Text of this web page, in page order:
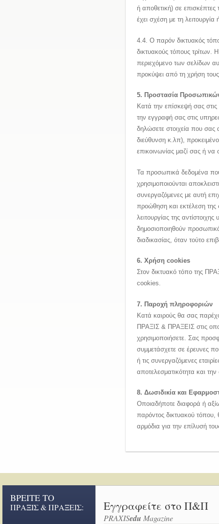
ή αποθετική) σε επισκέπτες
έχει σχέση με τη
4.4. Ο παρόν δικτυακός
δικτυακούς τόπους
περιεχόμενο των σελίδων
προκύψει από τη χρήση
5. Προστασία
Κατά την επίσκεψή σας
την εγγραφή σας στις
δηλώσετε στοιχεία που
διεύθυνση κ.λπ),
επικοινωνίας μαζί σας ή
Τα προσωπικά δεδομένα
χρησιμοποιούνται
συνεργαζόμενες με αυτή
προώθηση και εκτέλεση της
λειτουργίας της
δημοσιοποιηθούν
διαδικασίας, όταν τούτο
6. Χρήση cookies
Στον δικτυακό τόπο της
cookies.
7. Παροχή πληροφοριών
Κατά καιρούς θα σας
ΠΡΑΞΙΣ & ΠΡΑΞΕΙΣ στις
χρησιμοποιήσετε. Σας
συμμετάσχετε σε έρευνες
ή τις συνεργαζόμενες
αποτελεσματικότητα και
8. Δωσιδικία και
Οποιαδήποτε διαφορά ή
παρόντος δικτυακού τόπου,
αρμόδια για την επίλυσή
ΒΡΕΙΤΕ ΤΟ
ΠΡΑΞΙΣ & ΠΡΑΞΕΙΣ: Εγγραφείτε στο Π&Π
PRAXISedu Magazine